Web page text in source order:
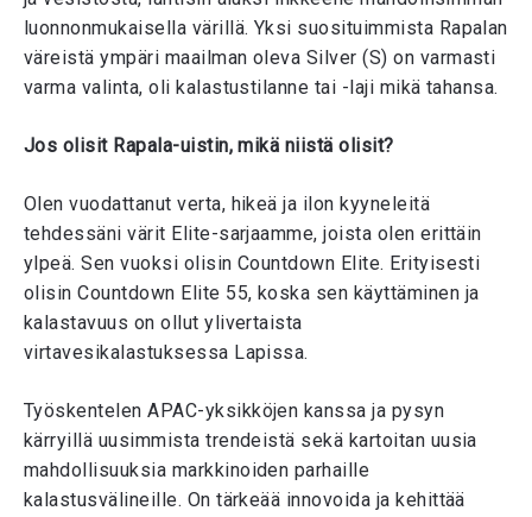
luonnonmukaisella värillä. Yksi suosituimmista Rapalan
väreistä ympäri maailman oleva Silver (S) on varmasti
varma valinta, oli kalastustilanne tai -laji mikä tahansa.
Jos olisit Rapala-uistin, mikä niistä olisit?
Olen vuodattanut verta, hikeä ja ilon kyyneleitä
tehdessäni värit Elite-sarjaamme, joista olen erittäin
ylpeä. Sen vuoksi olisin Countdown Elite. Erityisesti
olisin Countdown Elite 55, koska sen käyttäminen ja
kalastavuus on ollut ylivertaista
virtavesikalastuksessa Lapissa.
Työskentelen APAC-yksikköjen kanssa ja pysyn
kärryillä uusimmista trendeistä sekä kartoitan uusia
mahdollisuuksia markkinoiden parhaille
kalastusvälineille. On tärkeää innovoida ja kehittää